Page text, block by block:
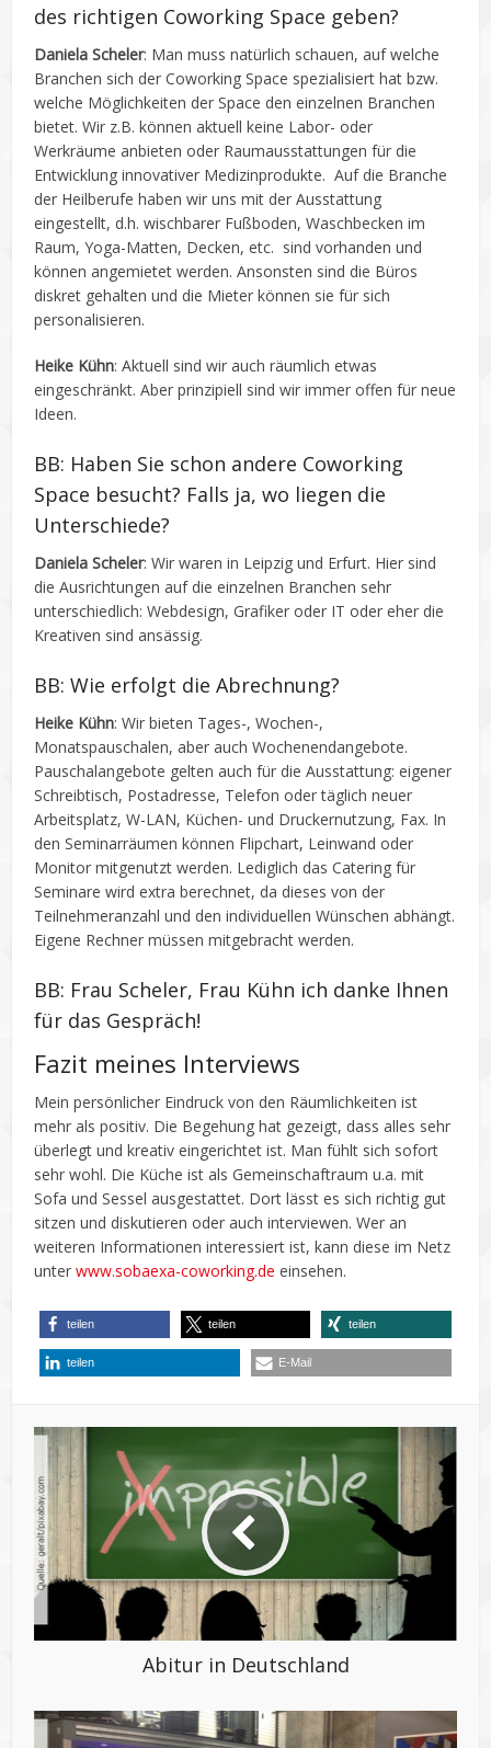
des richtigen Coworking Space geben?
Daniela Scheler: Man muss natürlich schauen, auf welche
Branchen sich der Coworking Space spezialisiert hat bzw.
welche Möglichkeiten der Space den einzelnen Branchen
bietet. Wir z.B. können aktuell keine Labor- oder
Werkräume anbieten oder Raumausstattungen für die
Entwicklung innovativer Medizinprodukte. Auf die Branche
der Heilberufe haben wir uns mit der Ausstattung
eingestellt, d.h. wischbarer Fußboden, Waschbecken im
Raum, Yoga-Matten, Decken, etc. sind vorhanden und
können angemietet werden. Ansonsten sind die Büros
diskret gehalten und die Mieter können sie für sich
personalisieren.
Heike Kühn: Aktuell sind wir auch räumlich etwas
eingeschränkt. Aber prinzipiell sind wir immer offen für neue
Ideen.
BB: Haben Sie schon andere Coworking
Space besucht? Falls ja, wo liegen die
Unterschiede?
Daniela Scheler: Wir waren in Leipzig und Erfurt. Hier sind
die Ausrichtungen auf die einzelnen Branchen sehr
unterschiedlich: Webdesign, Grafiker oder IT oder eher die
Kreativen sind ansässig.
BB: Wie erfolgt die Abrechnung?
Heike Kühn: Wir bieten Tages-, Wochen-,
Monatspauschalen, aber auch Wochenendangebote.
Pauschalangebote gelten auch für die Ausstattung: eigener
Schreibtisch, Postadresse, Telefon oder täglich neuer
Arbeitsplatz, W-LAN, Küchen- und Druckernutzung, Fax. In
den Seminarräumen können Flipchart, Leinwand oder
Monitor mitgenutzt werden. Lediglich das Catering für
Seminare wird extra berechnet, da dieses von der
Teilnehmeranzahl und den individuellen Wünschen abhängt.
Eigene Rechner müssen mitgebracht werden.
BB: Frau Scheler, Frau Kühn ich danke Ihnen
für das Gespräch!
Fazit meines Interviews
Mein persönlicher Eindruck von den Räumlichkeiten ist
mehr als positiv. Die Begehung hat gezeigt, dass alles sehr
überlegt und kreativ eingerichtet ist. Man fühlt sich sofort
sehr wohl. Die Küche ist als Gemeinschaftraum u.a. mit
Sofa und Sessel ausgestattet. Dort lässt es sich richtig gut
sitzen und diskutieren oder auch interviewen. Wer an
weiteren Informationen interessiert ist, kann diese im Netz
unterwww.sobaexa-coworking.de einsehen.
teilen teilen teilen
teilen E-Mail
Abitur in Deutschland